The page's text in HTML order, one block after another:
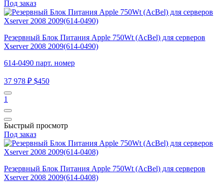
Под заказ
Резервный Блок Питания Apple 750Wt (AcBel) для серверов
Xserver 2008 2009(614-0490)
614-0490 парт. номер
37 978 ₽ $450
1
Быстрый просмотр
Под заказ
Резервный Блок Питания Apple 750Wt (AcBel) для серверов
Xserver 2008 2009(614-0408)